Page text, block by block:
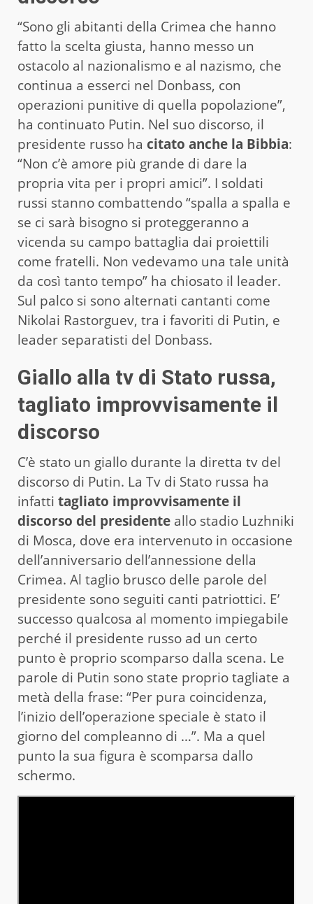
“Sono gli abitanti della Crimea che hanno
fatto la scelta giusta, hanno messo un
ostacolo al nazionalismo e al nazismo, che
continua a esserci nel Donbass, con
operazioni punitive di quella popolazione”,
ha continuato Putin. Nel suo discorso, il
presidente russo ha citato anche la Bibbia:
“Non c’è amore più grande di dare la
propria vita per i propri amici”. I soldati
russi stanno combattendo “spalla a spalla e
se ci sarà bisogno si proteggeranno a
vicenda su campo battaglia dai proiettili
come fratelli. Non vedevamo una tale unità
da così tanto tempo” ha chiosato il leader.
Sul palco si sono alternati cantanti come
Nikolai Rastorguev, tra i favoriti di Putin, e
leader separatisti del Donbass.
Giallo alla tv di Stato russa,
tagliato improvvisamente il
discorso
C’è stato un giallo durante la diretta tv del
discorso di Putin. La Tv di Stato russa ha
infatti tagliato improvvisamente il
discorso del presidente allo stadio Luzhniki
di Mosca, dove era intervenuto in occasione
dell’anniversario dell’annessione della
Crimea. Al taglio brusco delle parole del
presidente sono seguiti canti patriottici. E’
successo qualcosa al momento impiegabile
perché il presidente russo ad un certo
punto è proprio scomparso dalla scena. Le
parole di Putin sono state proprio tagliate a
metà della frase: “Per pura coincidenza,
l’inizio dell’operazione speciale è stato il
giorno del compleanno di …”. Ma a quel
punto la sua figura è scomparsa dallo
schermo.